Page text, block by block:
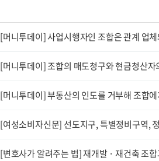
[머니투데이] 사업시행자인 조합은 관계 업
[머니투데이] 조합의 매도청구와 현금청산자
[머니투데이] 부동산의 인도를 거부해 조합
[여성소비자신문] 선도지구, 특별정비구역,
[변호사가 알려주는 법] 재개발 · 재건축 조